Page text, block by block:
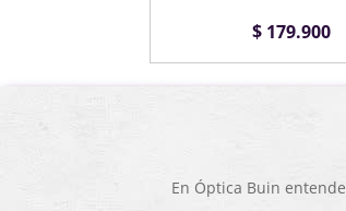
$ 179.900
En Óptica Buin